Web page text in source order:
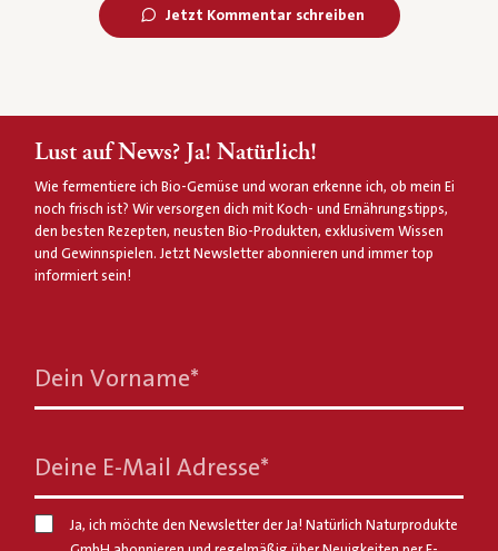
Jetzt Kommentar schreiben
Lust auf News? Ja! Natürlich!
Wie fermentiere ich Bio-Gemüse und woran erkenne ich, ob mein Ei
noch frisch ist? Wir versorgen dich mit Koch- und Ernährungstipps,
den besten Rezepten, neusten Bio-Produkten, exklusivem Wissen
und Gewinnspielen. Jetzt Newsletter abonnieren und immer top
informiert sein!
Dein Vorname*
Deine E-Mail Adresse*
Ja, ich möchte den Newsletter der Ja! Natürlich Naturprodukte